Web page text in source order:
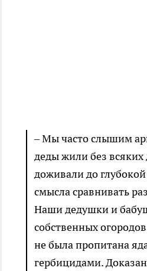
– Мы часто слышим
деды жили без всяких
доживали до
смысла сравнивать
Наши дедушки и
собственных
не была пропитана
гербицидами.